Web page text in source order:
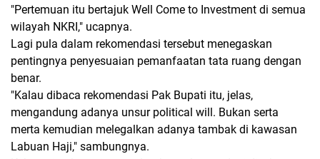
"Pertemuan itu bertajuk Well Come to Investment di semua
wilayah NKRI," ucapnya.
Lagi pula dalam rekomendasi tersebut menegaskan
pentingnya penyesuaian pemanfaatan tata ruang dengan
benar.
"Kalau dibaca rekomendasi Pak Bupati itu, jelas,
mengandung adanya unsur political will. Bukan serta
merta kemudian melegalkan adanya tambak di kawasan
Labuan Haji," sambungnya.